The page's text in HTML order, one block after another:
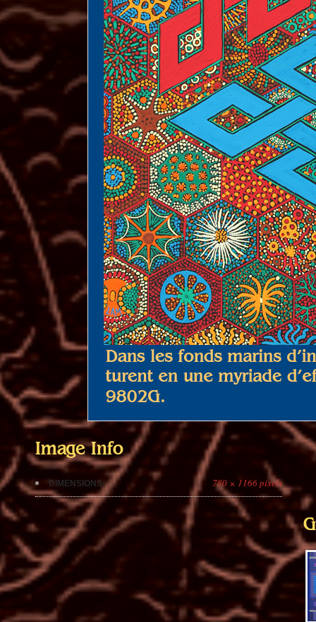
Image Info
DIMENSIONS: 780 × 1166 pixels